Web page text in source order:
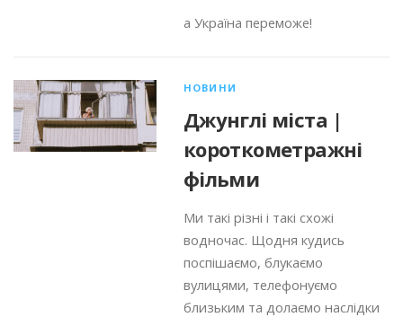
а Україна переможе!
НОВИНИ
Джунглі міста |
короткометражні
фільми
Ми такі різні і такі схожі
водночас. Щодня кудись
поспішаємо, блукаємо
вулицями, телефонуємо
близьким та долаємо наслідки